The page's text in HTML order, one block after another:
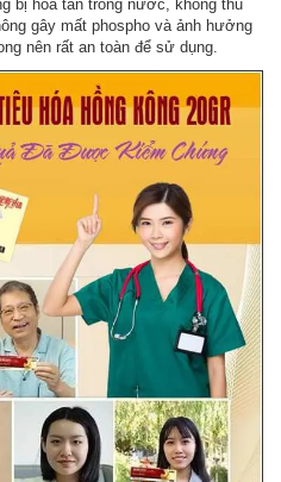
bị hòa tan trong nước, không thu
gây mất phospho và ảnh hưởng
nên rất an toàn để sử dụng.